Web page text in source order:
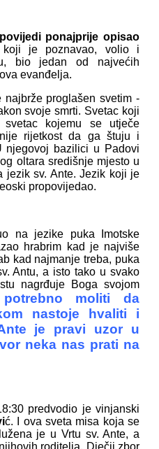
ponajprije opisao
je poznavao, volio i
bio jedan od najvećih
evanđelja.
proglašen svetim -
svoje smrti. Svetac koji
kojemu se utječe
rijetkost da ga štuju i
njegovoj bazilici u Padovi
oltara središnje mjesto u
jezik sv. Ante. Jezik koji je
propovijedao.
na jezike puka Imotske
hrabrim kad je najviše
kad najmanje treba, puka
Antu, a isto tako u svako
nagrđuje Boga svojom
moliti da
nastoje hvaliti i
je pravi uzor u
neka nas prati na
predvodio je vinjanski
ć. I ova sveta misa koja se
je u Vrtu sv. Ante, a